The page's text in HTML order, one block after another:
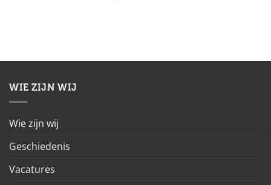
WIE ZIJN WIJ
Wie zijn wij
Geschiedenis
Vacatures